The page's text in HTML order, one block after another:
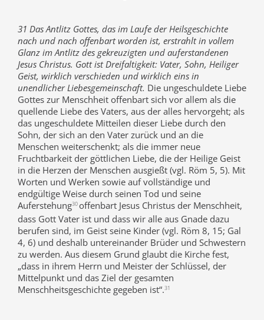
31 Das Antlitz Gottes, das im Laufe der Heilsgeschichte
nach und nach offenbart worden ist, erstrahlt in vollem
Glanz im Antlitz des gekreuzigten und auferstandenen
Jesus Christus. Gott ist Dreifaltigkeit: Vater, Sohn, Heiliger
Geist, wirklich verschieden und wirklich eins in
unendlicher Liebesgemeinschaft. Die ungeschuldete Liebe
Gottes zur Menschheit offenbart sich vor allem als die
quellende Liebe des Vaters, aus der alles hervorgeht; als
das ungeschuldete Mitteilen dieser Liebe durch den
Sohn, der sich an den Vater zurück und an die
Menschen weiterschenkt; als die immer neue
Fruchtbarkeit der göttlichen Liebe, die der Heilige Geist
in die Herzen der Menschen ausgießt (vgl. Röm 5, 5). Mit
Worten und Werken sowie auf vollständige und
endgültige Weise durch seinen Tod und seine
Auferstehung30offenbart Jesus Christus der Menschheit,
dass Gott Vater ist und dass wir alle aus Gnade dazu
berufen sind, im Geist seine Kinder (vgl. Röm 8, 15; Gal
4, 6) und deshalb untereinander Brüder und Schwestern
zu werden. Aus diesem Grund glaubt die Kirche fest,
„dass in ihrem Herrn und Meister der Schlüssel, der
Mittelpunkt und das Ziel der gesamten
Menschheitsgeschichte gegeben ist“.31